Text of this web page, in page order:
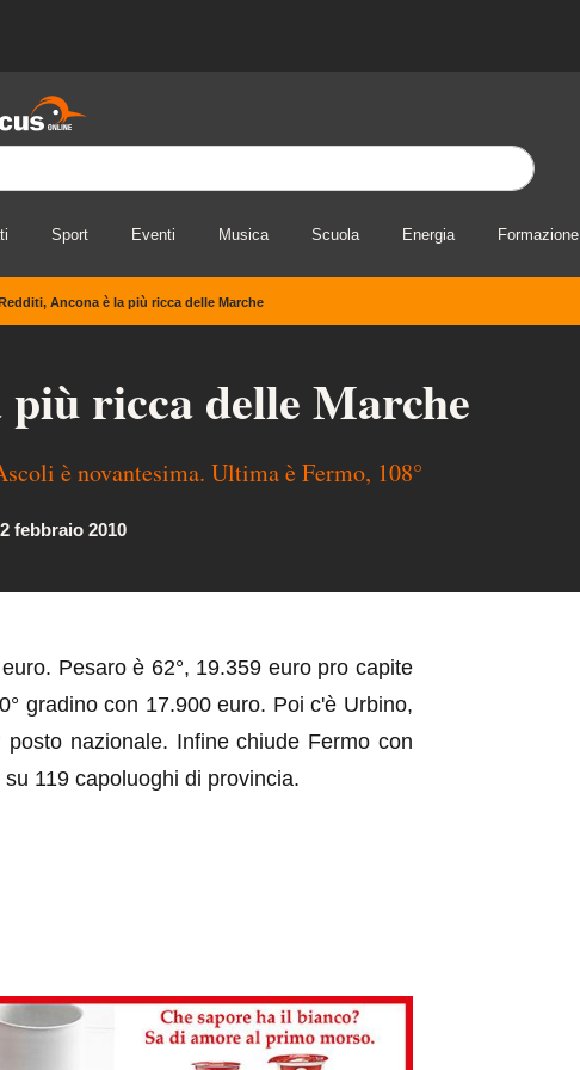
Sport Eventi Musica Scuola Energia Formazione
Ancona è la più ricca delle Marche
ricca delle Marche
è novantesima. Ultima è Fermo, 108°
febbraio 2010
Pesaro è 62°, 19.359 euro pro capite
gradino con 17.900 euro. Poi c'è Urbino,
nazionale. Infine chiude Fermo con
119 capoluoghi di provincia.